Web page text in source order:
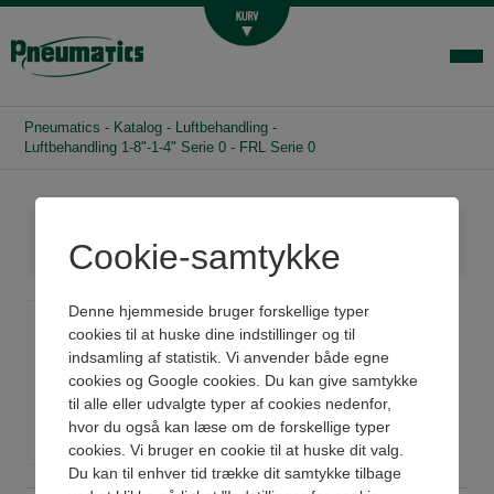
Fittings og slange
Handelsbetingelser
Login-infocenter
Pneumatics - Katalog - Luftbehandling -
Luftbehandling 1-8"-1-4" Serie 0 - FRL Serie 0
FRL Serie 0
Se datablad og 3D
Cookie-samtykke
Denne hjemmeside bruger forskellige typer
cookies til at huske dine indstillinger og til
indsamling af statistik. Vi anvender både egne
cookies og Google cookies. Du kan give samtykke
til alle eller udvalgte typer af cookies nedenfor,
hvor du også kan læse om de forskellige typer
cookies. Vi bruger en cookie til at huske dit valg.
Du kan til enhver tid trække dit samtykke tilbage